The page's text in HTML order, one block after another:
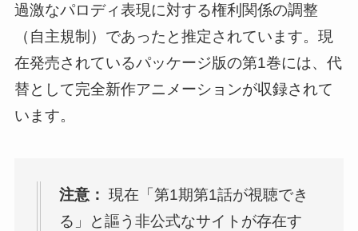
過激なパロディ表現に対する権利関係の調整
（自主規制）であったと推定されています。現
在発売されているパッケージ版の第1巻には、代
替として完全新作アニメーションが収録されて
います。
注意： 現在「第1期第1話が視聴でき
る」と謳う非公式なサイトが存在す